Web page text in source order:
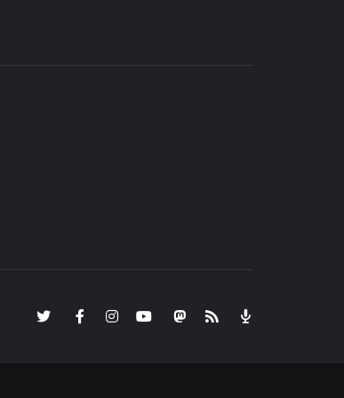
TwitterFacebookInstagramYoutubeMastodon.eus
RSS Podcast